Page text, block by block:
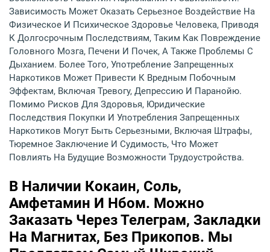
Зависимость Может Оказать Серьезное Воздействие На
Физическое И Психическое Здоровье Человека, Приводя
К Долгосрочным Последствиям, Таким Как Повреждение
Головного Мозга, Печени И Почек, А Также Проблемы С
Дыханием. Более Того, Употребление Запрещенных
Наркотиков Может Привести К Вредным Побочным
Эффектам, Включая Тревогу, Депрессию И Паранойю.
Помимо Рисков Для Здоровья, Юридические
Последствия Покупки И Употребления Запрещенных
Наркотиков Могут Быть Серьезными, Включая Штрафы,
Тюремное Заключение И Судимость, Что Может
Повлиять На Будущие Возможности Трудоустройства.
В Наличии Кокаин, Соль,
Амфетамин И Нбом. Можно
Заказать Через Телеграм, Закладки
На Магнитах, Без Прикопов. Мы